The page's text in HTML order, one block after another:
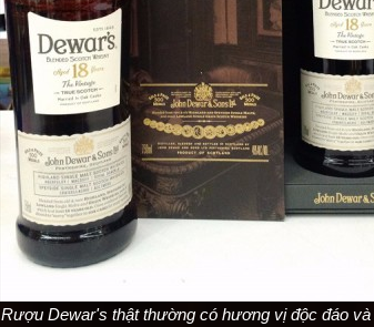
Rượu Dewar's thật thường có hương vị độc đáo